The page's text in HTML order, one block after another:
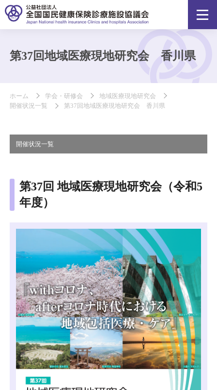
第37回地域医療現地研究会 香川県
ホーム 学会・研修会
地域医療現地研究会
開催状況一覧
第37回地域医療現地研究会 香川県
開催状況一覧
第37回 地域医療現地研究会（令和5
年度）